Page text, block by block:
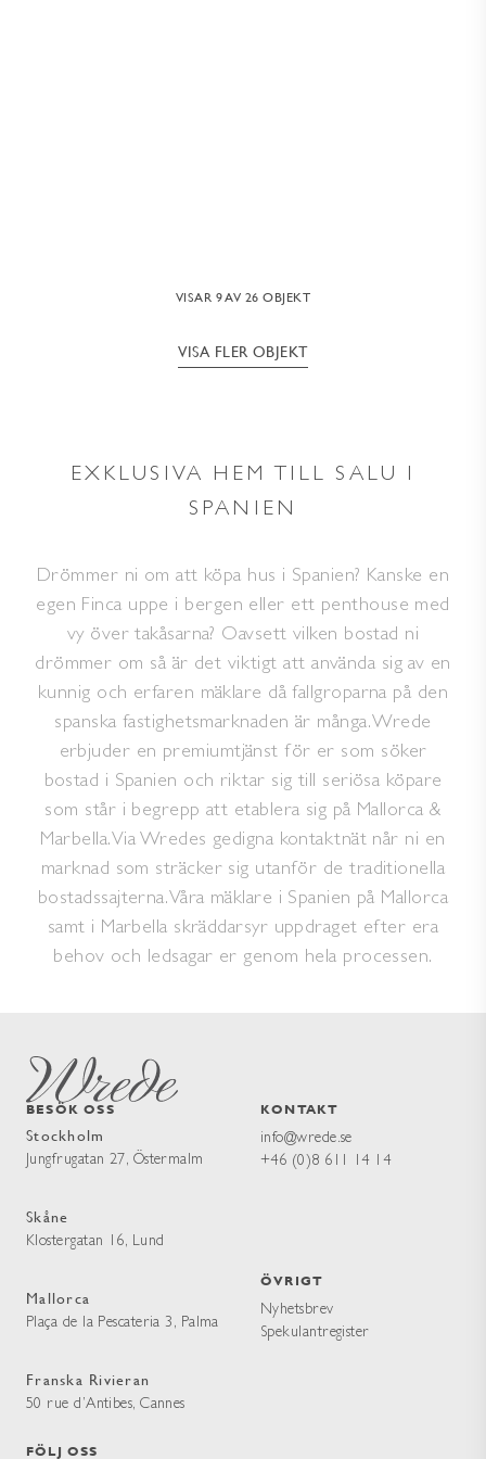
VISAR 9 AV 26 OBJEKT
VISA FLER OBJEKT
EXKLUSIVA HEM TILL SALU I
SPANIEN
Drömmer ni om att köpa hus i Spanien? Kanske en
egen Finca uppe i bergen eller ett penthouse med
vy över takåsarna? Oavsett vilken bostad ni
drömmer om så är det viktigt att använda sig av en
kunnig och erfaren mäklare då fallgroparna på den
spanska fastighetsmarknaden är många. Wrede
erbjuder en premiumtjänst för er som söker
bostad i Spanien och riktar sig till seriösa köpare
som står i begrepp att etablera sig på Mallorca &
Marbella. Via Wredes gedigna kontaktnät når ni en
marknad som sträcker sig utanför de traditionella
bostadssajterna. Våra mäklare i Spanien på Mallorca
samt i Marbella skräddarsyr uppdraget efter era
behov och ledsagar er genom hela processen.
BESÖK OSS
Stockholm
Jungfrugatan 27, Östermalm
Skåne
Klostergatan 16, Lund
Mallorca
Plaça de la Pescateria 3, Palma
Franska Rivieran
50 rue d’Antibes, Cannes
KONTAKT
info@wrede.se
+46 (0)8 611 14 14
ÖVRIGT
Nyhetsbrev
Spekulantregister
FÖLJ OSS